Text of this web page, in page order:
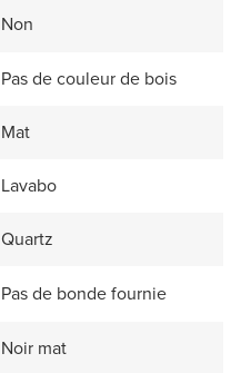
Non
Pas de couleur de bois
Mat
Lavabo
Quartz
Pas de bonde fournie
Noir mat